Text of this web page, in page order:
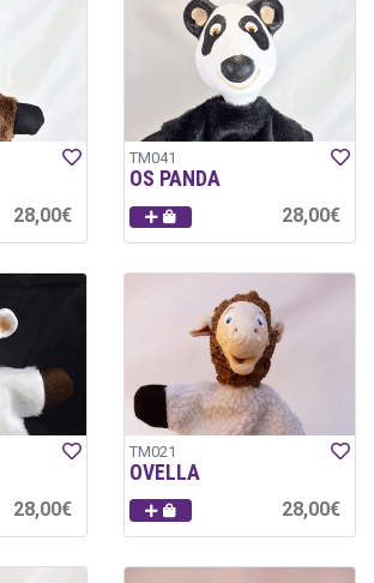
28,00€
TM041
OS PANDA
28,00€
28,00€
TM021
OVELLA
28,00€